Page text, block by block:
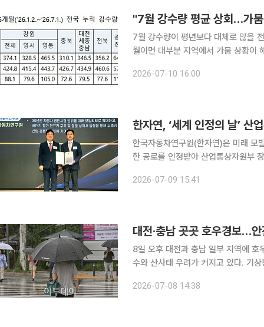
"7월 강수량 평균 상회…가
7월 강수량이 평년보다 대체로 많을
월이면 대부분 지역에서 가뭄 상황이 해소될 것으로 예상
의 83.6%(403.4㎜) 수준이다. 부
2026-07-10 16:00
한국자동차연구원(한자연)은 미래 모
한 공로를 인정받아 산업통상자원부 장관 표창을
인정의 날은 산업통상자원부 국가기
2026-07-09 15:41
대전·충남 곳곳 호우경보…
8일 오후 대전과 충남 일부 지역에 호
수와 산사태 우려가 커지고 있다. 기상청은 이날 오후 2시 30분 기준 대전과 충남 공주·부여·서천·
북 전역, 세종, 전북 고창·김제·진안·무
2026-07-08 14:38